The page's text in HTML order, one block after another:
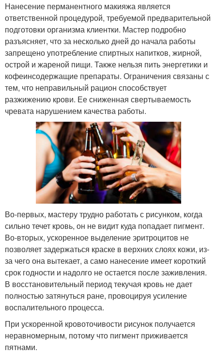
Нанесение перманентного макияжа является
ответственной процедурой, требуемой предварительной
подготовки организма клиентки. Мастер подробно
разъясняет, что за несколько дней до начала работы
запрещено употребление спиртных напитков, жирной,
острой и жареной пищи. Также нельзя пить энергетики и
кофеинсодержащие препараты. Ограничения связаны с
тем, что неправильный рацион способствует
разжижению крови. Ее сниженная свертываемость
чревата нарушением качества работы.
Во-первых, мастеру трудно работать с рисунком, когда
сильно течет кровь, он не видит куда попадает пигмент.
Во-вторых, ускоренное выделение эритроцитов не
позволяет задержаться краске в верхних слоях кожи, из-
за чего она вытекает, а само нанесение имеет короткий
срок годности и надолго не остается после заживления.
В восстановительный период текучая кровь не дает
полностью затянуться ране, провоцируя усиление
воспалительного процесса.
При ускоренной кровоточивости рисунок получается
неравномерным, потому что пигмент приживается
пятнами.